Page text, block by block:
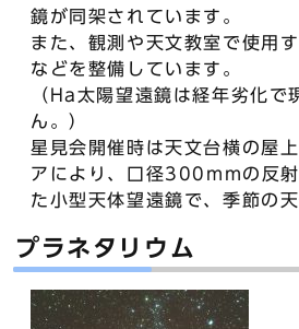
鏡が同架されています。
また、観測や天文教室で使用
などを整備しています。
（Ha太陽望遠鏡は経年劣化で
ん。）
星見会開催時は天文台横の屋
アにより、口径300mmの反
た小型天体望遠鏡で、季節の
プラネタリウム